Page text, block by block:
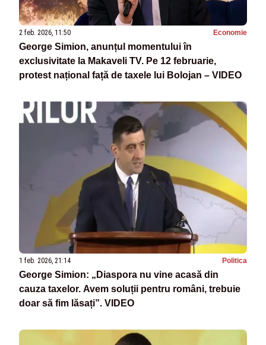
2 feb. 2026, 11:50 Economie
George Simion, anunțul momentului în
exclusivitate la Makaveli TV. Pe 12 februarie,
protest național față de taxele lui Bolojan – VIDEO
1 feb. 2026, 21:14 Politica
George Simion: „Diaspora nu vine acasă din
cauza taxelor. Avem soluții pentru români, trebuie
doar să fim lăsați”. VIDEO